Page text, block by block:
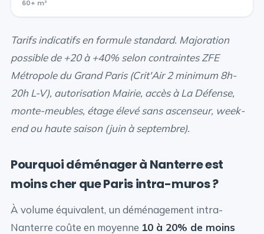
60+ m³
Tarifs indicatifs en formule standard. Majoration
possible de +20 à +40% selon contraintes ZFE
Métropole du Grand Paris (Crit'Air 2 minimum 8h-
20h L-V), autorisation Mairie, accès à La Défense,
monte-meubles, étage élevé sans ascenseur, week-
end ou haute saison (juin à septembre).
Pourquoi déménager à Nanterre est
moins cher que Paris intra-muros ?
À volume équivalent, un déménagement intra-
Nanterre coûte en moyenne 10 à 20% de moins